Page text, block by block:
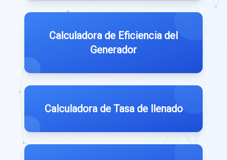
Calculadora de Eficiencia del
Generador
Calculadora de Tasa de llenado